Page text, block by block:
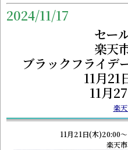
2024/11/17
セー
楽天
ブラックフライデ
11月21
11月
楽
11月21日(木)20:00
楽天